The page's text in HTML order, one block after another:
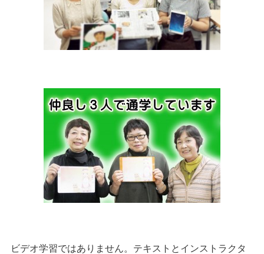
ビデオ学習ではありません。テキストとインストラクタ